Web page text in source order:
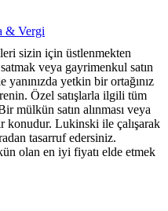
& Vergi
sizin için üstlenmekten
veya gayrimenkul satın
yetkin bir ortağınız
Özel satışlarla ilgili tüm
mülkün satın alınması veya
konudur. Lukinski ile çalışarak
tasarruf edersiniz.
olan en iyi fiyatı elde etmek